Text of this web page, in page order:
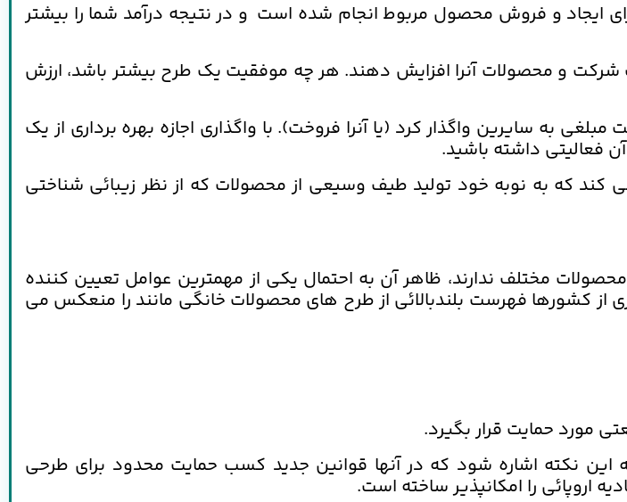
ایجاد و فروش محصول مربوط انجام شده است و در نتیجه درآمد شما را بیشتر
و محصولات آنرا افزایش دهند. هر چه موفقیت یک طرح بیشتر باشد، ارزش
به سایرین واگذار کرد (یا آنرا فروخت). با واگذاری اجازه بهره برداری از یک
فعالیتی داشته باشید.
کند که به نوبه خود تولید طیف وسیعی از محصولات که از نظر زیبائی شناختی
مختلف ندارند، ظاهر آن به احتمال یکی از مهمترین عوامل تعیین کننده
کشورها فهرست بلندبالائی از طرح های محصولات خانگی مانند را منعکس می
مورد حمایت قرار بگیرد.
یه این نکته اشاره شود که در آنها قوانین جدید کسب حمایت محدود برای طرحی